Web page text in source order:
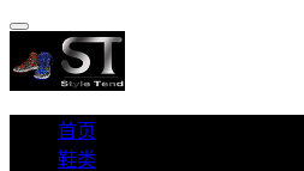
首页
鞋类